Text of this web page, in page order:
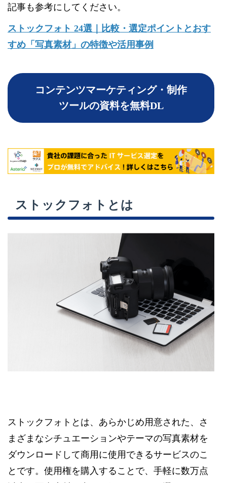
記事も参考にしてください。
ストックフォト 24選｜比較・選定ポイントとおす
すめ「写真素材」の特徴や活用事例
コンテンツマーケティング・制作
ツールの資料を無料DL
ストックフォトとは
ストックフォトとは、あらかじめ用意された、さ
まざまなシチュエーションやテーマの写真素材を
ダウンロードして商用に使用できるサービスのこ
とです。使用権を購入することで、手軽に数万点